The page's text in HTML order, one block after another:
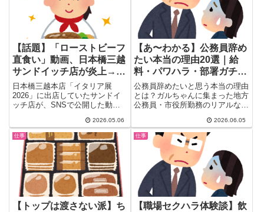
【話題】「ローストビーフ
直食い」動画、日本橋三越
サンドイッチ店が炎上→ガ
ル民「やってるのが店長」
「自分達で動画あげてた
の？」
日本橋三越本店「イタリア展
2026」に出店していたサンドイ
ッチ店が、SNSで公開した動画
2026.05.06
【あ〜わかる】公務員辞め
たい本当の理由20選｜給
料・パワハラ・部署ガチャ
のリアルな本音
公務員辞めたいと思う本当の理由
とは？ガルちゃんに集まった地方
公務員・市役所勤務のリアルな声
せ・部署ガチャ・パワハラ問題ま
で、「安定の勝ち組」イメージの
裏に隠れた職場の実態を徹底まと
め。転職した元公務員の声も必
2026.06.05
仕事
【トップは渡さない派】ち
仕事
【職場セクハラ体験談】飲